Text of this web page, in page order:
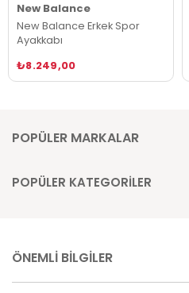
New Balance
New Balance Erkek Spor
Ayakkabı
₺8.249,00
POPÜLER MARKALAR
POPÜLER KATEGORİLER
ÖNEMLİ BİLGİLER